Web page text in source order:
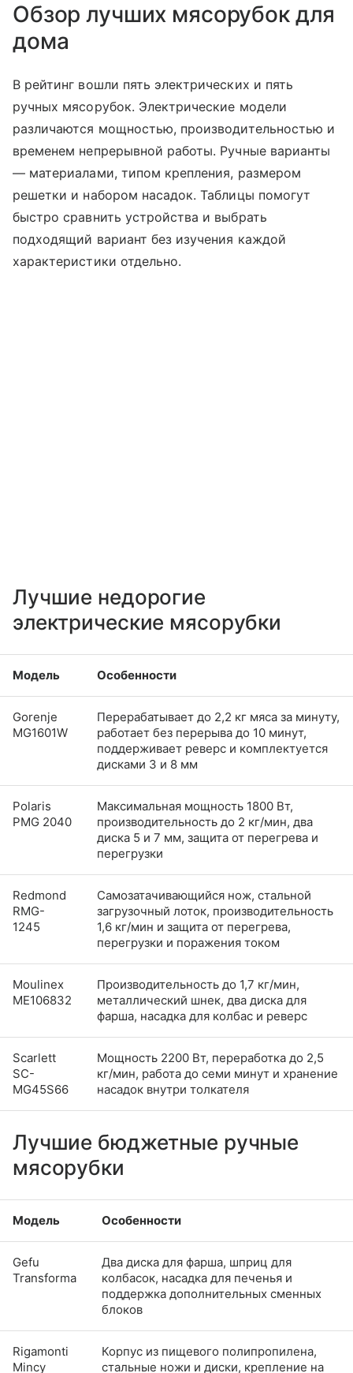
Обзор лучших мясорубок для
дома
В рейтинг вошли пять электрических и пять
ручных мясорубок. Электрические модели
различаются мощностью, производительностью и
временем непрерывной работы. Ручные варианты
— материалами, типом крепления, размером
решетки и набором насадок. Таблицы помогут
быстро сравнить устройства и выбрать
подходящий вариант без изучения каждой
характеристики отдельно.
Лучшие недорогие
электрические мясорубки
Модель Особенности
Gorenje
MG1601W
Перерабатывает до 2,2 кг мяса за минуту,
работает без перерыва до 10 минут,
поддерживает реверс и комплектуется
дисками 3 и 8 мм
Polaris
PMG 2040
Максимальная мощность 1800 Вт,
производительность до 2 кг/мин, два
диска 5 и 7 мм, защита от перегрева и
перегрузки
Redmond
RMG-
1245
Самозатачивающийся нож, стальной
загрузочный лоток, производительность
1,6 кг/мин и защита от перегрева,
перегрузки и поражения током
Moulinex
ME106832
Производительность до 1,7 кг/мин,
металлический шнек, два диска для
фарша, насадка для колбас и реверс
Scarlett
SC-
MG45S66
Мощность 2200 Вт, переработка до 2,5
кг/мин, работа до семи минут и хранение
насадок внутри толкателя
Лучшие бюджетные ручные
мясорубки
Модель Особенности
Gefu
Transforma
Два диска для фарша, шприц для
колбасок, насадка для печенья и
поддержка дополнительных сменных
блоков
Rigamonti
Mincy
Корпус из пищевого полипропилена,
стальные ножи и диски, крепление на